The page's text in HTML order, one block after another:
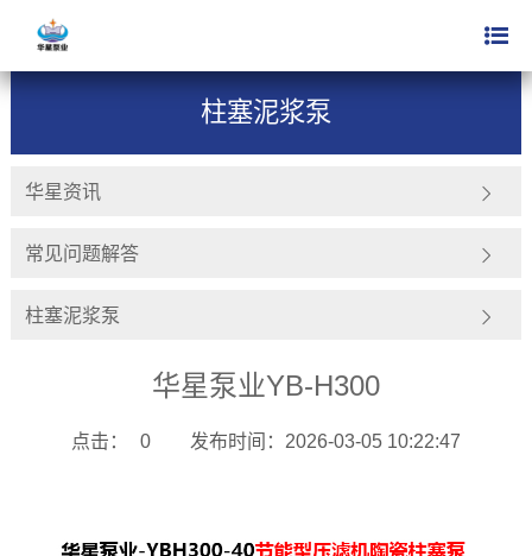
新闻动态
柱塞泥浆泵
华星资讯
常见问题解答
柱塞泥浆泵
华星泵业YB-H300
点击： 0 发布时间：2026-03-05 10:22:47